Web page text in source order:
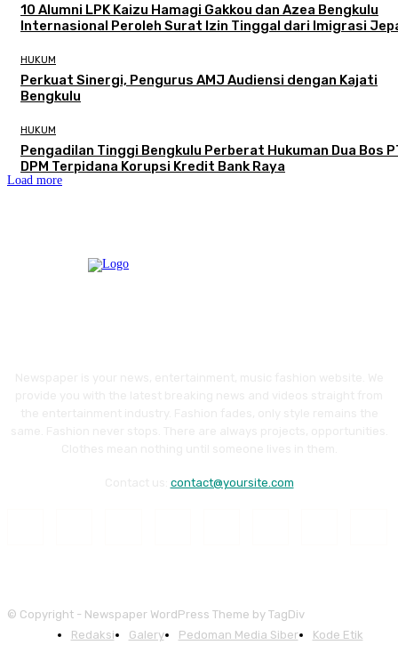
‎10 Alumni LPK Kaizu Hamagi Gakkou dan Azea Bengkulu
Internasional Peroleh Surat Izin Tinggal dari Imigrasi
HUKUM
Perkuat Sinergi, Pengurus AMJ Audiensi dengan Kajati
Bengkulu
HUKUM
Pengadilan Tinggi Bengkulu Perberat Hukuman Dua Bos
DPM Terpidana Korupsi Kredit Bank Raya
Load more
contact@yoursite.com
© Copyright - Newspaper WordPress Theme by TagDiv
Redaksi
Galery Pedoman Media Siber Kode Etik